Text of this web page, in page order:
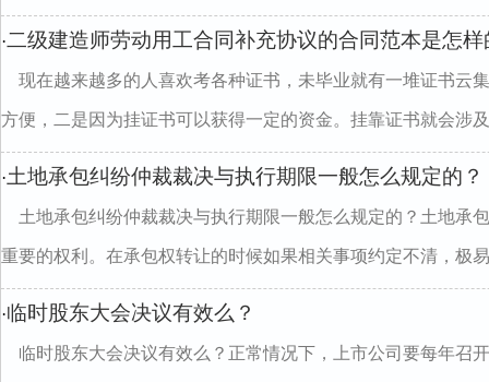
·二级建造师劳动用工合同补充协议的合同范本是怎样
现在越来越多的人喜欢考各种证书，未毕业就有一堆证书云
方便，二是因为挂证书可以获得一定的资金。挂靠证书就会涉
·土地承包纠纷仲裁裁决与执行期限一般怎么规定的？
土地承包纠纷仲裁裁决与执行期限一般怎么规定的？土地承
重要的权利。在承包权转让的时候如果相关事项约定不清，极
·临时股东大会决议有效么？
临时股东大会决议有效么？正常情况下，上市公司要每年召